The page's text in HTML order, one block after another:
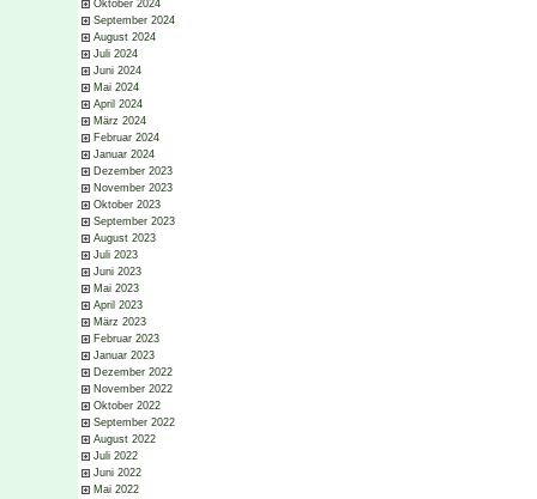
Oktober 2024
September 2024
August 2024
Juli 2024
Juni 2024
Mai 2024
April 2024
März 2024
Februar 2024
Januar 2024
Dezember 2023
November 2023
Oktober 2023
September 2023
August 2023
Juli 2023
Juni 2023
Mai 2023
April 2023
März 2023
Februar 2023
Januar 2023
Dezember 2022
November 2022
Oktober 2022
September 2022
August 2022
Juli 2022
Juni 2022
Mai 2022